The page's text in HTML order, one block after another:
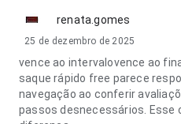
renata.gomes
25 de dezembro de 2025
vence ao intervalovence ao
saque rápido free parece
navegação ao conferir
passos desnecessários. Esse